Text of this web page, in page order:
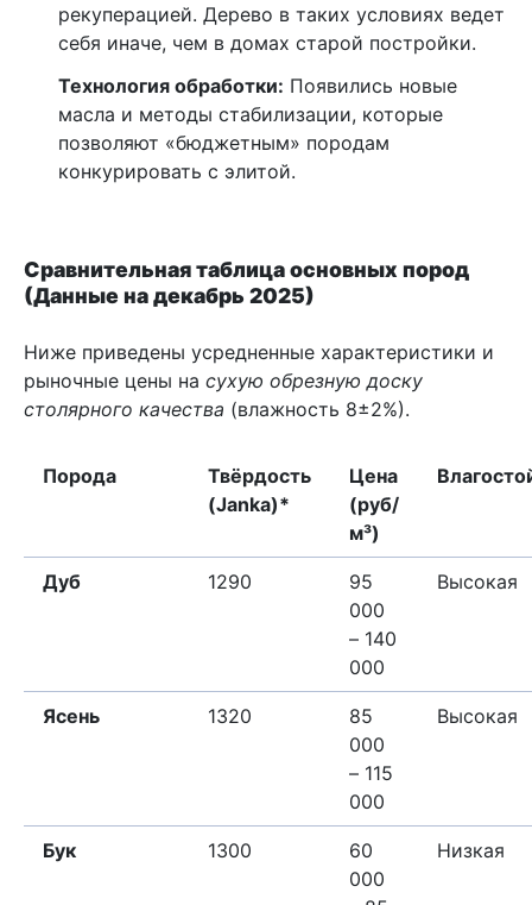
рекуперацией. Дерево в таких условиях ведет
себя иначе, чем в домах старой постройки.
Технология обработки: Появились новые
масла и методы стабилизации, которые
позволяют «бюджетным» породам
конкурировать с элитой.
Сравнительная таблица основных пород
(Данные на декабрь 2025)
Ниже приведены усредненные характеристики и
рыночные цены на сухую обрезную доску
столярного качества (влажность 8±2%).
Порода
Твёрдость
(Janka)*
Цена
(руб/
м³)
Дуб 1290
95
000
– 140
000
Высокая
Ясень 1320
85
000
– 115
000
Высокая
Бук 1300
60
000
Низкая